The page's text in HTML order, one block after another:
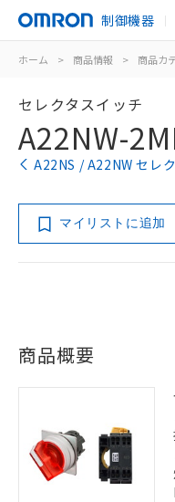
制御機器
ホーム > 商品情報 > 商品カ
セレクタスイッチ
A22NW-
A22NS / A22NW セレ
マイリストに追加
商品概要